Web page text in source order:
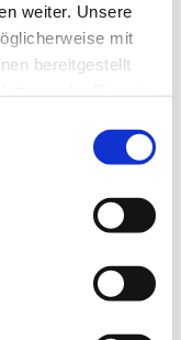
weiter. Unsere
mit
bereitgestellt